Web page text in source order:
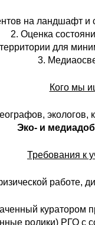
на ландшафт и
2. Оценка
для
3.
Кого мы
экологов,
Эко- и
Требования к
работе,
куратором
ролики) РГО с